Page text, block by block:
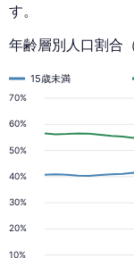
す。
年齢層別人口割合
10%
20%
30%
40%
50%
60%
70%
15歳未満